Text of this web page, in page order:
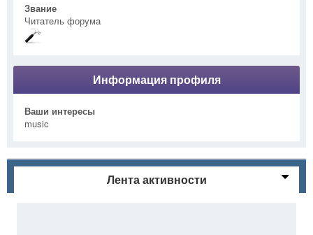
Звание
Читатель форума
Информация профиля
Ваши интересы
music
Лента активности